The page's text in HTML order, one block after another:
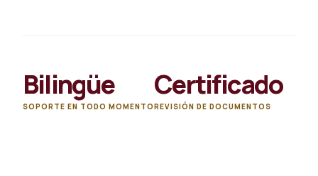
Bilingüe
SOPORTE EN TODO MOMENTO
Certificado
REVISIÓN DE DOCUMENTOS